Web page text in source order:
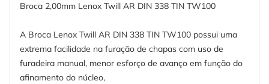
Broca 2,00mm Lenox Twill AR DIN 338 TIN TW100
A Broca Lenox Twill AR DIN 338 TIN TW100 possui uma
extrema facilidade na furação de chapas com uso de
furadeira manual, menor esforço de avanço em função do
afinamento do núcleo,